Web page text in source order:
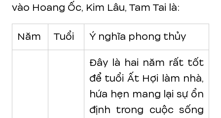
vào Hoang Ốc, Kim Lâu, Tam Tai là:
Năm Tuổi Ý nghĩa phong thủy
Đây là hai năm rất tốt
để tuổi Ất Hợi làm nhà,
hứa hẹn mang lại sự ổn
định trong cuộc sống